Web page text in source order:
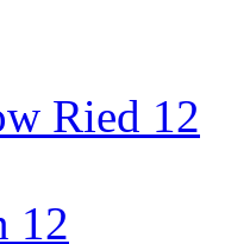
Ried 12
12